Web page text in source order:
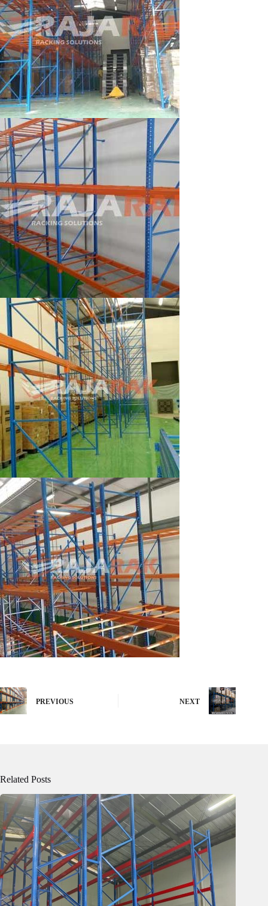
PREVIOUS NEXT
Related Posts